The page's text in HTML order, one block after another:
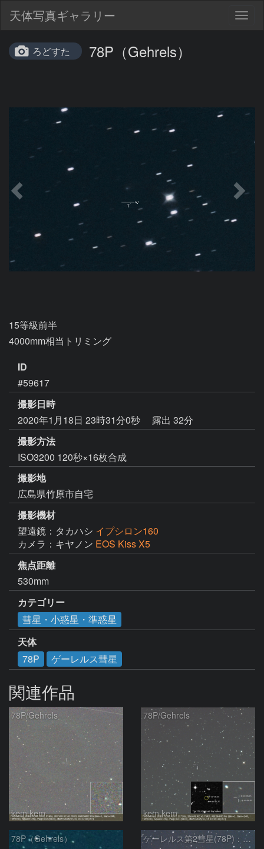
天体写真ギャラリー
ろどすた 78P（Gehrels）
15等級前半
4000mm相当トリミング
ID
#59617
撮影日時
2020年1月18日 23時31分0秒
露出 32分
撮影方法
ISO3200 120秒×16枚合成
撮影地
広島県竹原市自宅
撮影機材
望遠鏡：タカハシ イプシロン160
カメラ：キヤノン EOS Kiss X5
焦点距離
530mm
カテゴリー
彗星・小惑星・準惑星
天体
78P
ゲーレルス彗星
関連作品
78P/Gehrels
kem.kem
78P/Gehrels
kem.kem
78P（Gehrels） ゲーレルス第2彗星(78P)：2020/03/20